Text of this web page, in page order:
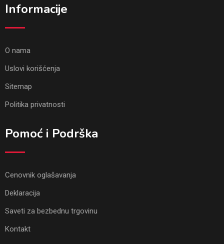
Informacije
O nama
Uslovi korišćenja
Sitemap
Politika privatnosti
Pomoć i Podrška
Cenovnik oglašavanja
Deklaracija
Saveti za bezbednu trgovinu
Kontakt